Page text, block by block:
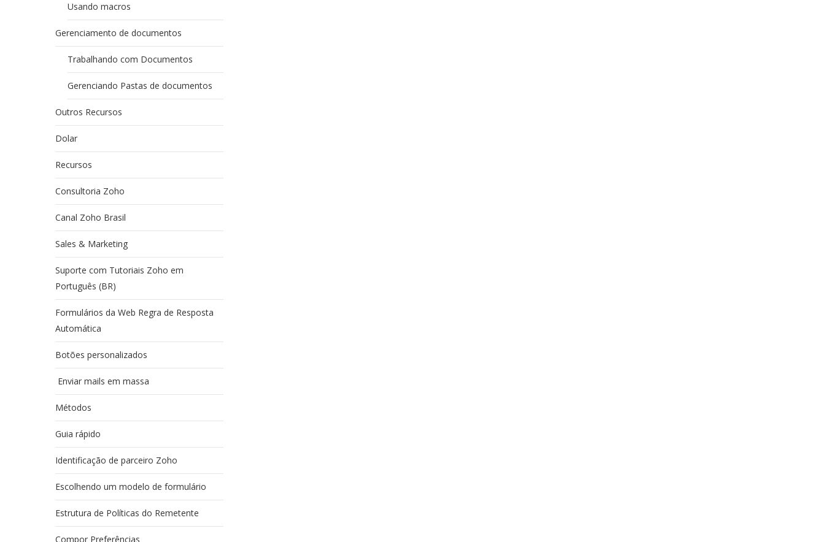
Usando macros
Gerenciamento de documentos
Trabalhando com Documentos
Gerenciando Pastas de documentos
Outros Recursos
Dolar
Recursos
Consultoria Zoho
Canal Zoho Brasil
Sales & Marketing
Suporte com Tutoriais Zoho em
Português (BR)
Formulários da Web Regra de Resposta
Automática
Botões personalizados
Enviar mails em massa
Métodos
Guia rápido
Identificação de parceiro Zoho
Escolhendo um modelo de formulário
Estrutura de Políticas do Remetente
Compor Preferências